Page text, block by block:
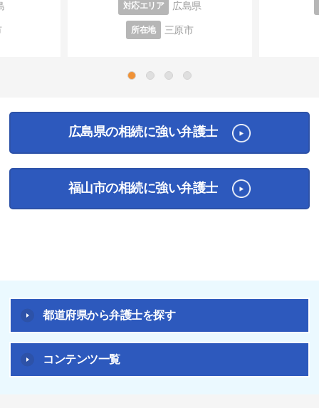
対応エリア 広島県
所在地 三原市
広島県の相続に強い弁護士
福山市の相続に強い弁護士
都道府県から弁護士を探す
コンテンツ一覧